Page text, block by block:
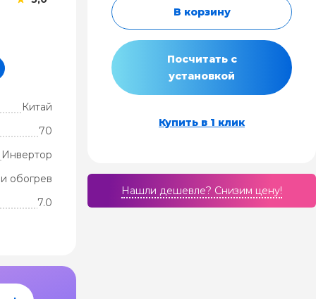
Китай
70
Инвертор
обогрев
7.0
В корзину
Посчитать с
установкой
Купить в 1 клик
Нашли дешевле? Cнизим цену!